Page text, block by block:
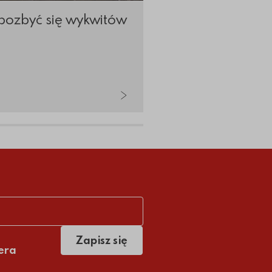
się wykwitów
Zapisz się